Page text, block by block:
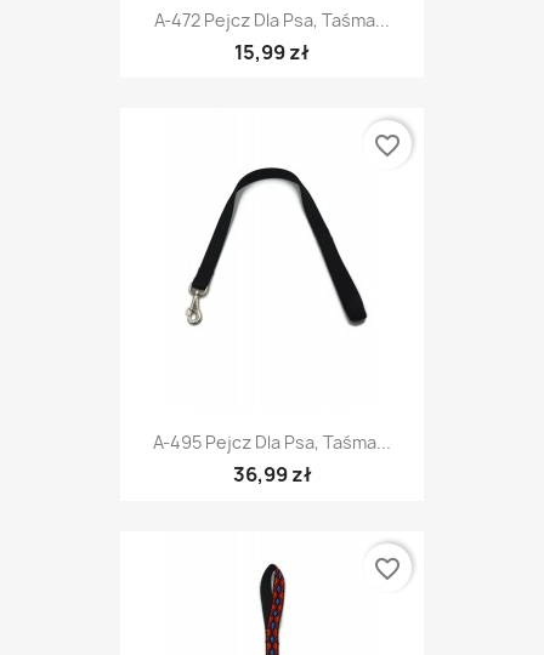
A-472 Pejcz Dla Psa, Taśma...
15,99 zł
A-495 Pejcz Dla Psa, Taśma...
36,99 zł
favorite_border
favorite_border